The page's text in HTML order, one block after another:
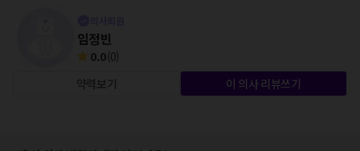
임정빈
0.0(0)
약력보기
이 의사 리뷰쓰기